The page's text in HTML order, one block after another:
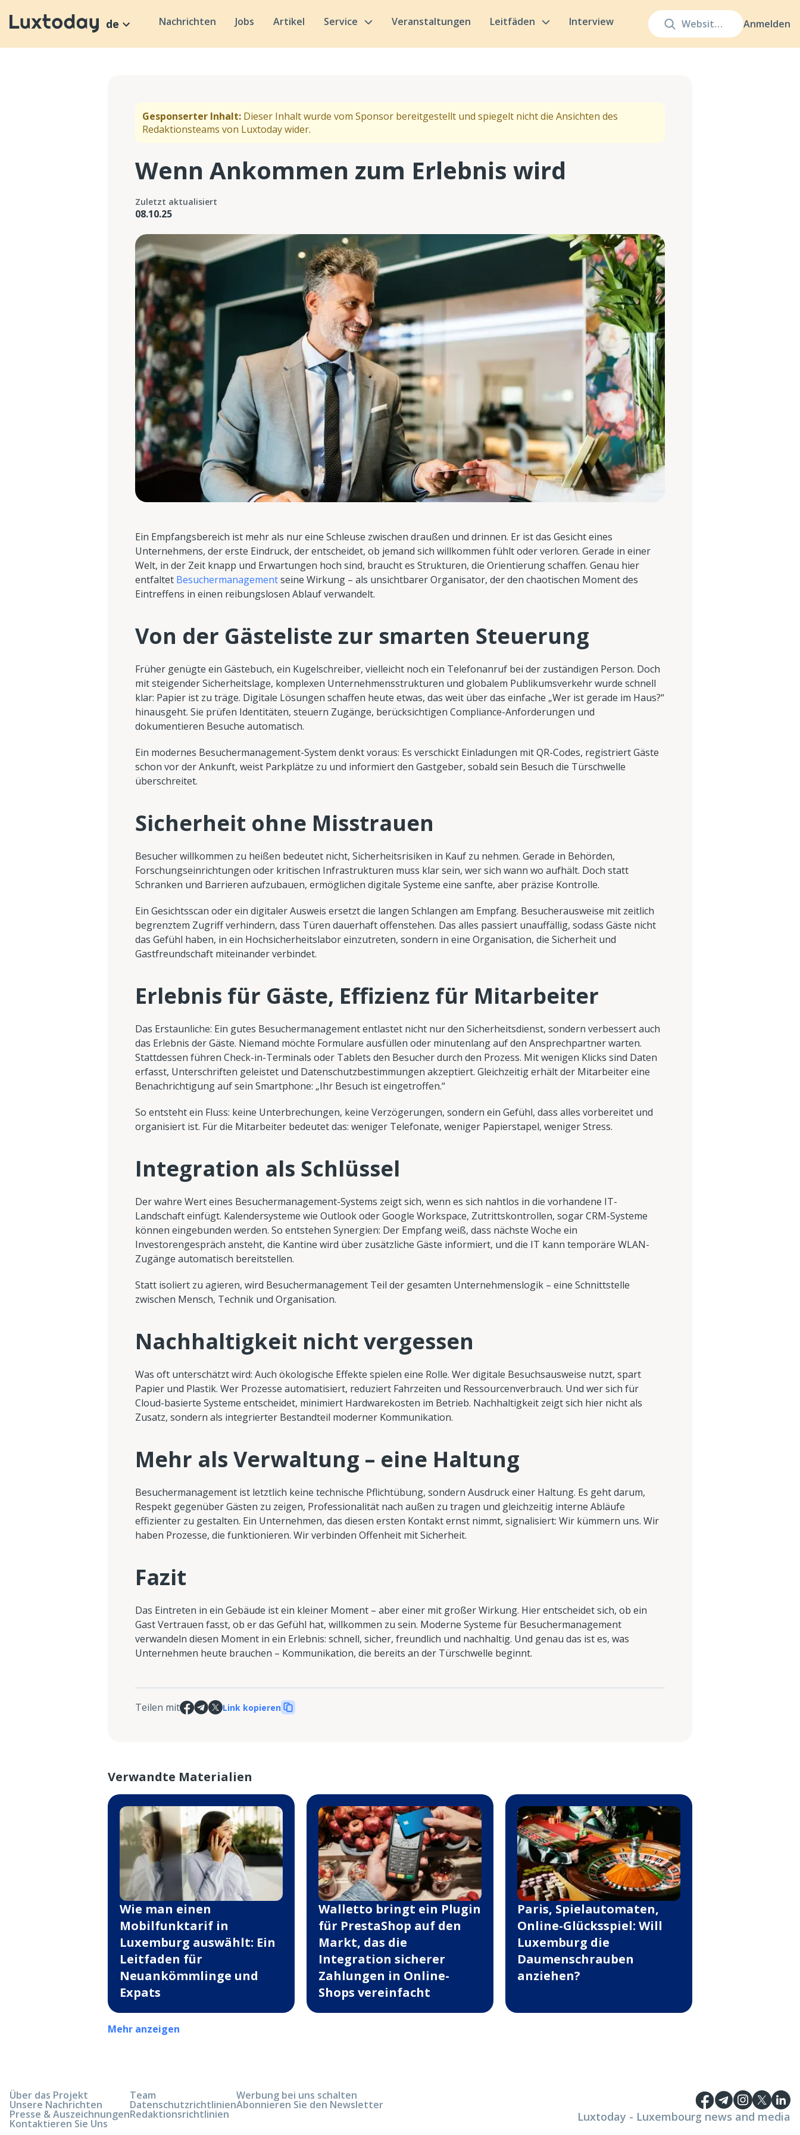
Anmelden
de Nachrichten Jobs Artikel Service Veranstaltungen Leitfäden Interview
Gesponserter Inhalt: Dieser Inhalt wurde vom Sponsor bereitgestellt und spiegelt nicht die Ansichten des
Redaktionsteams von Luxtoday wider.
Wenn Ankommen zum Erlebnis wird
Zuletzt aktualisiert
08.10.25
Ein Empfangsbereich ist mehr als nur eine Schleuse zwischen draußen und drinnen. Er ist das Gesicht eines
Unternehmens, der erste Eindruck, der entscheidet, ob jemand sich willkommen fühlt oder verloren. Gerade in einer
Welt, in der Zeit knapp und Erwartungen hoch sind, braucht es Strukturen, die Orientierung schaffen. Genau hier
entfaltet Besuchermanagementseine Wirkung – als unsichtbarer Organisator, der den chaotischen Moment des
Eintreffens in einen reibungslosen Ablauf verwandelt.
Von der Gästeliste zur smarten Steuerung
Früher genügte ein Gästebuch, ein Kugelschreiber, vielleicht noch ein Telefonanruf bei der zuständigen Person. Doch
mit steigender Sicherheitslage, komplexen Unternehmensstrukturen und globalem Publikumsverkehr wurde schnell
klar: Papier ist zu träge. Digitale Lösungen schaffen heute etwas, das weit über das einfache „Wer ist gerade im Haus?“
hinausgeht. Sie prüfen Identitäten, steuern Zugänge, berücksichtigen Compliance-Anforderungen und
dokumentieren Besuche automatisch.
Ein modernes Besuchermanagement-System denkt voraus: Es verschickt Einladungen mit QR-Codes, registriert Gäste
schon vor der Ankunft, weist Parkplätze zu und informiert den Gastgeber, sobald sein Besuch die Türschwelle
überschreitet.
Sicherheit ohne Misstrauen
Besucher willkommen zu heißen bedeutet nicht, Sicherheitsrisiken in Kauf zu nehmen. Gerade in Behörden,
Forschungseinrichtungen oder kritischen Infrastrukturen muss klar sein, wer sich wann wo aufhält. Doch statt
Schranken und Barrieren aufzubauen, ermöglichen digitale Systeme eine sanfte, aber präzise Kontrolle.
Ein Gesichtsscan oder ein digitaler Ausweis ersetzt die langen Schlangen am Empfang. Besucherausweise mit zeitlich
begrenztem Zugriff verhindern, dass Türen dauerhaft offenstehen. Das alles passiert unauffällig, sodass Gäste nicht
das Gefühl haben, in ein Hochsicherheitslabor einzutreten, sondern in eine Organisation, die Sicherheit und
Gastfreundschaft miteinander verbindet.
Erlebnis für Gäste, Effizienz für Mitarbeiter
Das Erstaunliche: Ein gutes Besuchermanagement entlastet nicht nur den Sicherheitsdienst, sondern verbessert auch
das Erlebnis der Gäste. Niemand möchte Formulare ausfüllen oder minutenlang auf den Ansprechpartner warten.
Stattdessen führen Check-in-Terminals oder Tablets den Besucher durch den Prozess. Mit wenigen Klicks sind Daten
erfasst, Unterschriften geleistet und Datenschutzbestimmungen akzeptiert. Gleichzeitig erhält der Mitarbeiter eine
Benachrichtigung auf sein Smartphone: „Ihr Besuch ist eingetroffen.“
So entsteht ein Fluss: keine Unterbrechungen, keine Verzögerungen, sondern ein Gefühl, dass alles vorbereitet und
organisiert ist. Für die Mitarbeiter bedeutet das: weniger Telefonate, weniger Papierstapel, weniger Stress.
Integration als Schlüssel
Der wahre Wert eines Besuchermanagement-Systems zeigt sich, wenn es sich nahtlos in die vorhandene IT-
Landschaft einfügt. Kalendersysteme wie Outlook oder Google Workspace, Zutrittskontrollen, sogar CRM-Systeme
können eingebunden werden. So entstehen Synergien: Der Empfang weiß, dass nächste Woche ein
Investorengespräch ansteht, die Kantine wird über zusätzliche Gäste informiert, und die IT kann temporäre WLAN-
Zugänge automatisch bereitstellen.
Statt isoliert zu agieren, wird Besuchermanagement Teil der gesamten Unternehmenslogik – eine Schnittstelle
zwischen Mensch, Technik und Organisation.
Nachhaltigkeit nicht vergessen
Was oft unterschätzt wird: Auch ökologische Effekte spielen eine Rolle. Wer digitale Besuchsausweise nutzt, spart
Papier und Plastik. Wer Prozesse automatisiert, reduziert Fahrzeiten und Ressourcenverbrauch. Und wer sich für
Cloud-basierte Systeme entscheidet, minimiert Hardwarekosten im Betrieb. Nachhaltigkeit zeigt sich hier nicht als
Zusatz, sondern als integrierter Bestandteil moderner Kommunikation.
Mehr als Verwaltung – eine Haltung
Besuchermanagement ist letztlich keine technische Pflichtübung, sondern Ausdruck einer Haltung. Es geht darum,
Respekt gegenüber Gästen zu zeigen, Professionalität nach außen zu tragen und gleichzeitig interne Abläufe
effizienter zu gestalten. Ein Unternehmen, das diesen ersten Kontakt ernst nimmt, signalisiert: Wir kümmern uns. Wir
haben Prozesse, die funktionieren. Wir verbinden Offenheit mit Sicherheit.
Fazit
Das Eintreten in ein Gebäude ist ein kleiner Moment – aber einer mit großer Wirkung. Hier entscheidet sich, ob ein
Gast Vertrauen fasst, ob er das Gefühl hat, willkommen zu sein. Moderne Systeme für Besuchermanagement
verwandeln diesen Moment in ein Erlebnis: schnell, sicher, freundlich und nachhaltig. Und genau das ist es, was
Unternehmen heute brauchen – Kommunikation, die bereits an der Türschwelle beginnt.
Teilen mit Link kopieren
Verwandte Materialien
Wie man einen
Mobilfunktarif in
Luxemburg auswählt: Ein
Leitfaden für
Neuankömmlinge und
Expats
Walletto bringt ein Plugin
für PrestaShop auf den
Markt, das die
Integration sicherer
Zahlungen in Online-
Shops vereinfacht
Paris, Spielautomaten,
Online-Glücksspiel: Will
Luxemburg die
Daumenschrauben
anziehen?
Mehr anzeigen
Über das Projekt
Unsere Nachrichten
Presse & Auszeichnungen
Kontaktieren Sie Uns
Team
Datenschutzrichtlinien
Redaktionsrichtlinien
Werbung bei uns schalten
Abonnieren Sie den Newsletter
Luxtoday - Luxembourg news and media